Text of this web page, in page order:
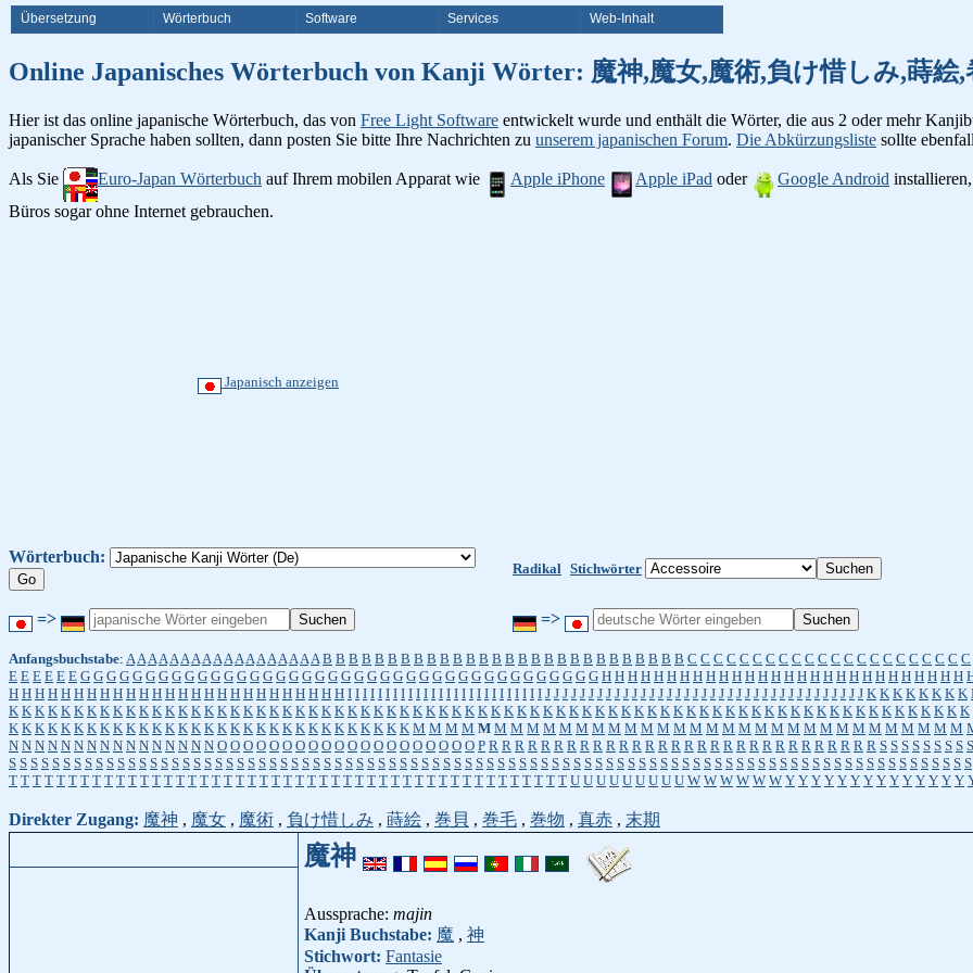
Übersetzung Wörterbuch Software Services Web-Inhalt
Online Japanisches Wörterbuch von Kanji Wörter: 魔神,魔女,魔術,負け惜しみ,蒔絵
Hier ist das online japanische Wörterbuch, das von Free Light Software entwickelt wurde und enthält die Wörter, die aus 2 oder mehr
japanischer Sprache haben sollten, dann posten Sie bitte Ihre Nachrichten zu unserem japanischen Forum. Die Abkürzungsliste sollte
Als Sie Euro-Japan Wörterbuch auf Ihrem mobilen Apparat wie Apple iPhone Apple iPad oder Google Android
Büros sogar ohne Internet gebrauchen.
Japanisch anzeigen
Wörterbuch:
Radikal Stichwörter
=> =>
Anfangsbuchstabe: A A A A A A A A A A A A A A A A A A B B B B B B B B B B B B B B B B B B B B B B B B B B B B C C C C C C C C C C C C C C C C C C C C C C
E E E E E E G G G G G G G G G G G G G G G G G G G G G G G G G G G G G G G G G G G G G G G G H H H H H H H H H H H H H H H H H H H H H H H H H H H H
H H H H H H H H H H H H H H H H H H H H H H H H H H I I I I I I I I I I I I I I I I I I I I I I I I I I J J J J J J J J J J J J J J J J J J J J J J J J J J J J J J J J J J J J J K K K K K K K K
K K K K K K K K K K K K K K K K K K K K K K K K K K K K K K K K K K K K K K K K K K K K K K K K K K K K K K K K K K K K K K K K K K K K K K K K K K
K K K K K K K K K K K K K K K K K K K K K K K K K K K K K K K M M M M M M M M M M M M M M M M M M M M M M M M M M M M M M M M M M
N N N N N N N N N N N N N N N N O O O O O O O O O O O O O O O O O O O O P R R R R R R R R R R R R R R R R R R R R R R R R R R R R R R S S S S S S S S S
S S S S S S S S S S S S S S S S S S S S S S S S S S S S S S S S S S S S S S S S S S S S S S S S S S S S S S S S S S S S S S S S S S S S S S S S S S S S S S S S S S S S S S S S S
T T T T T T T T T T T T T T T T T T T T T T T T T T T T T T T T T T T T T T T T T T T T T T T U U U U U U U U U W W W W W W Y Y Y Y Y Y Y Y Y Y Y Y Y Y
Direkter Zugang: 魔神 , 魔女 , 魔術 , 負け惜しみ , 蒔絵 , 巻貝 , 巻毛 , 巻物 , 真赤 , 末期
魔神
Aussprache: majin
Kanji Buchstabe: 魔 , 神
Stichwort: Fantasie